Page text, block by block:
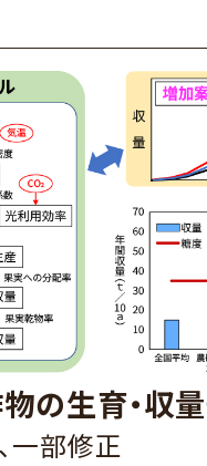
の生育・収
一部修正